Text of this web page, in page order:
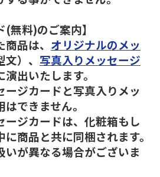
(無料)のご案内】
品は、 オリジナルのメッ
文）、 写真入りメッセージ
出いたします。
ジカードと写真入りメッ
できません。
ジカードは、化粧箱もし
商品と共に同梱されます。
いが異なる場合がございま